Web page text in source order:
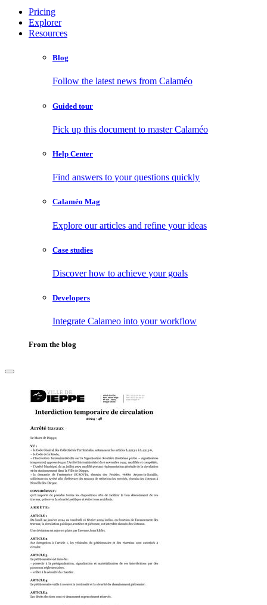
Pricing
Explorer
Resources
Blog
Follow the latest news from Calaméo
Guided tour
Pick up this document to master Calaméo
Help Center
Find answers to your questions quickly
Calaméo Mag
Explore our articles and refine your ideas
Case studies
Discover how to achieve your goals
Developers
Integrate Calameo into your workflow
From the blog